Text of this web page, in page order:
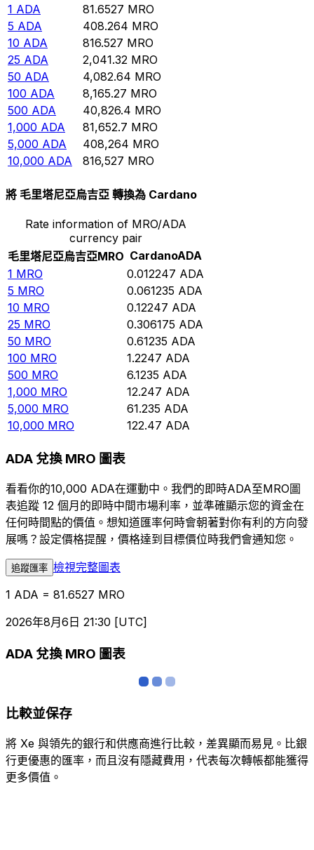
1 ADA 81.6527 MRO
5 ADA 408.264 MRO
10 ADA 816.527 MRO
25 ADA 2,041.32 MRO
50 ADA 4,082.64 MRO
100 ADA 8,165.27 MRO
500 ADA 40,826.4 MRO
1,000 ADA 81,652.7 MRO
5,000 ADA 408,264 MRO
10,000 ADA 816,527 MRO
將 毛里塔尼亞烏吉亞 轉換為 Cardano
Rate information of MRO/ADA
currency pair
毛里塔尼亞烏吉亞MRO CardanoADA
1 MRO 0.012247 ADA
5 MRO 0.061235 ADA
10 MRO 0.12247 ADA
25 MRO 0.306175 ADA
50 MRO 0.61235 ADA
100 MRO 1.2247 ADA
500 MRO 6.1235 ADA
1,000 MRO 12.247 ADA
5,000 MRO 61.235 ADA
10,000 MRO 122.47 ADA
ADA 兌換 MRO 圖表
看看你的10,000 ADA在運動中。我們的即時ADA至MRO圖
表追蹤 12 個月的即時中間市場利率，並準確顯示您的資金在
任何時間點的價值。想知道匯率何時會朝著對你有利的方向發
展嗎？設定價格提醒，價格達到目標價位時我們會通知您。
追蹤匯率 檢視完整圖表
1 ADA = 81.6527 MRO
2026年8月6日 21:30 [UTC]
ADA 兌換 MRO 圖表
比較並保存
將 Xe 與領先的銀行和供應商進行比較，差異顯而易見。比銀
行更優惠的匯率，而且沒有隱藏費用，代表每次轉帳都能獲得
更多價值。